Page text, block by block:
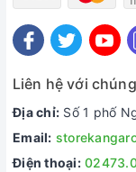
Công suất RO
Số lõi lọc
Dung tích bình
Khối lượng
Liên hệ với
Địa chỉ: Số 1 phố
Email:
Điện thoại: